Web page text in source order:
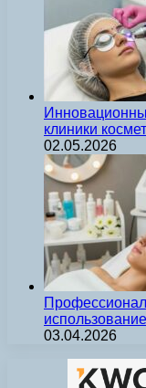
клиники
02.05.2026
03.04.2026